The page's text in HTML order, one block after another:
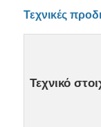
Ζητήστε ένα
Συσκευή
Τεχνικές
Τεχνικό